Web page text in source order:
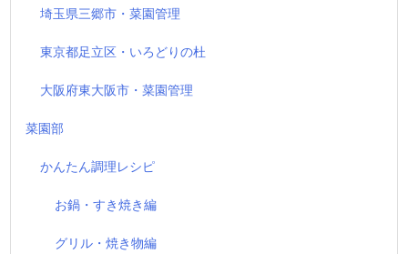
埼玉県三郷市・菜園管理
東京都足立区・いろどりの杜
大阪府東大阪市・菜園管理
菜園部
かんたん調理レシピ
お鍋・すき焼き編
グリル・焼き物編